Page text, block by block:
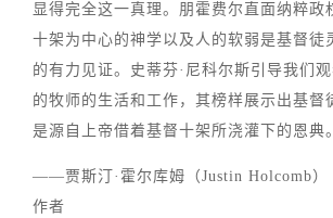
显得完全这一真理。朋霍费尔直面纳粹政
十架为中心的神学以及人的软弱是基督徒
的有力见证。史蒂芬·尼科尔斯引导我们
的牧师的生活和工作，其榜样展示出基督
是源自上帝借着基督十架所浇灌下的恩典
——贾斯汀·霍尔库姆（Justin Holcomb）
作者